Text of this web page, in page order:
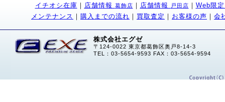
イチオシ在庫 ｜ 店舗情報 葛飾店 ｜ 店舗情報 戸田店 ｜ Web限
メンテナンス ｜ 購入までの流れ ｜ 買取査定 ｜ お客様の声 ｜ 会
株式会社エグゼ
〒124-0022 東京都葛飾区奥戸8-14-3
TEL：03-5654-9593 FAX：03-5654-9594